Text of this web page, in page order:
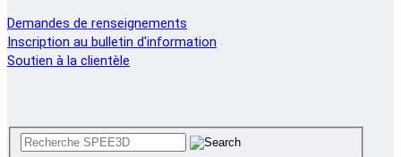
Demandes de renseignements
Inscription au bulletin d'information
Soutien à la clientèle